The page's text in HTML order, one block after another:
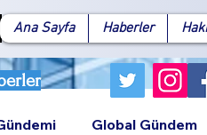
Ana Sayfa Haberler
Global Gündem